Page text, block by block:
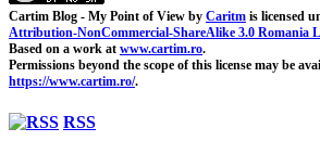
Cartim Blog - My Point of View by Caritm is licensed
Attribution-NonCommercial-ShareAlike 3.0 Romania
Based on a work at www.cartim.ro.
Permissions beyond the scope of this license may be
https://www.cartim.ro/.
RSS